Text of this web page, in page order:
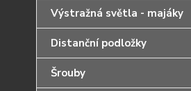
Výstražná světla - majáky
Distanční podložky
Šrouby